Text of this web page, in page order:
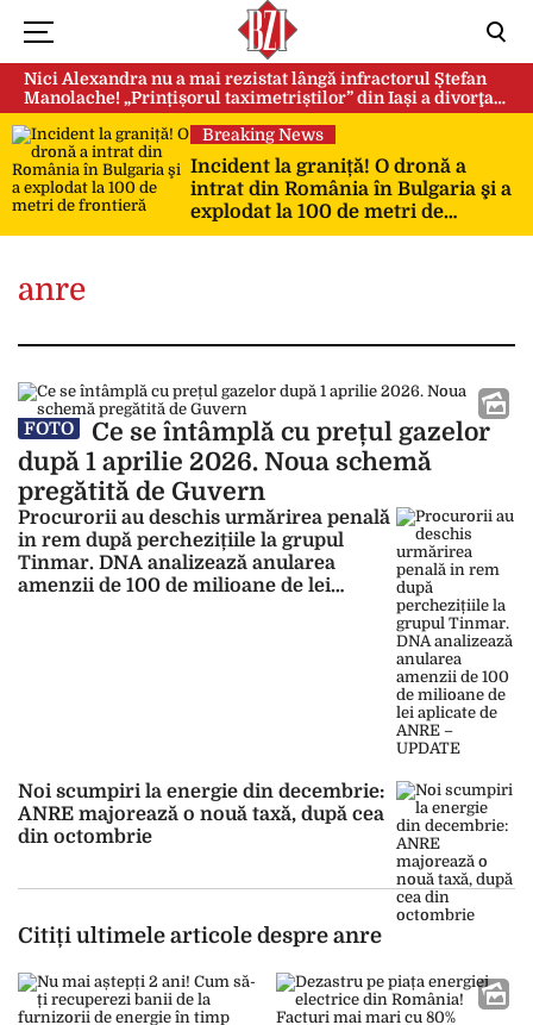
Nici Alexandra nu a mai rezistat lângă infractorul Ștefan
Manolache! „Prințișorul taximetriștilor” din Iași a divorţat
după doi ani de căsnicie
Breaking News
Incident la graniță! O dronă a
intrat din România în Bulgaria şi a
explodat la 100 de metri de
frontieră
anre
FOTO
Ce se întâmplă cu prețul gazelor
după 1 aprilie 2026. Noua schemă
pregătită de Guvern
Procurorii au deschis urmărirea penală
in rem după perchezițiile la grupul
Tinmar. DNA analizează anularea
amenzii de 100 de milioane de lei
Noi scumpiri la energie din decembrie:
ANRE majorează o nouă taxă, după cea
din octombrie
Citiți ultimele articole despre anre